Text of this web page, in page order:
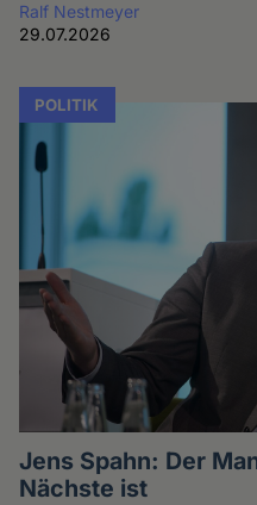
Ralf Nestmeyer
29.07.2026
POLITIK
Jens Spahn: Der
Nächste ist